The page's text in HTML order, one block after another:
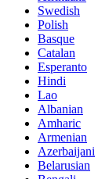
Swedish
Polish
Basque
Catalan
Esperanto
Hindi
Lao
Albanian
Amharic
Armenian
Azerbaijani
Belarusian